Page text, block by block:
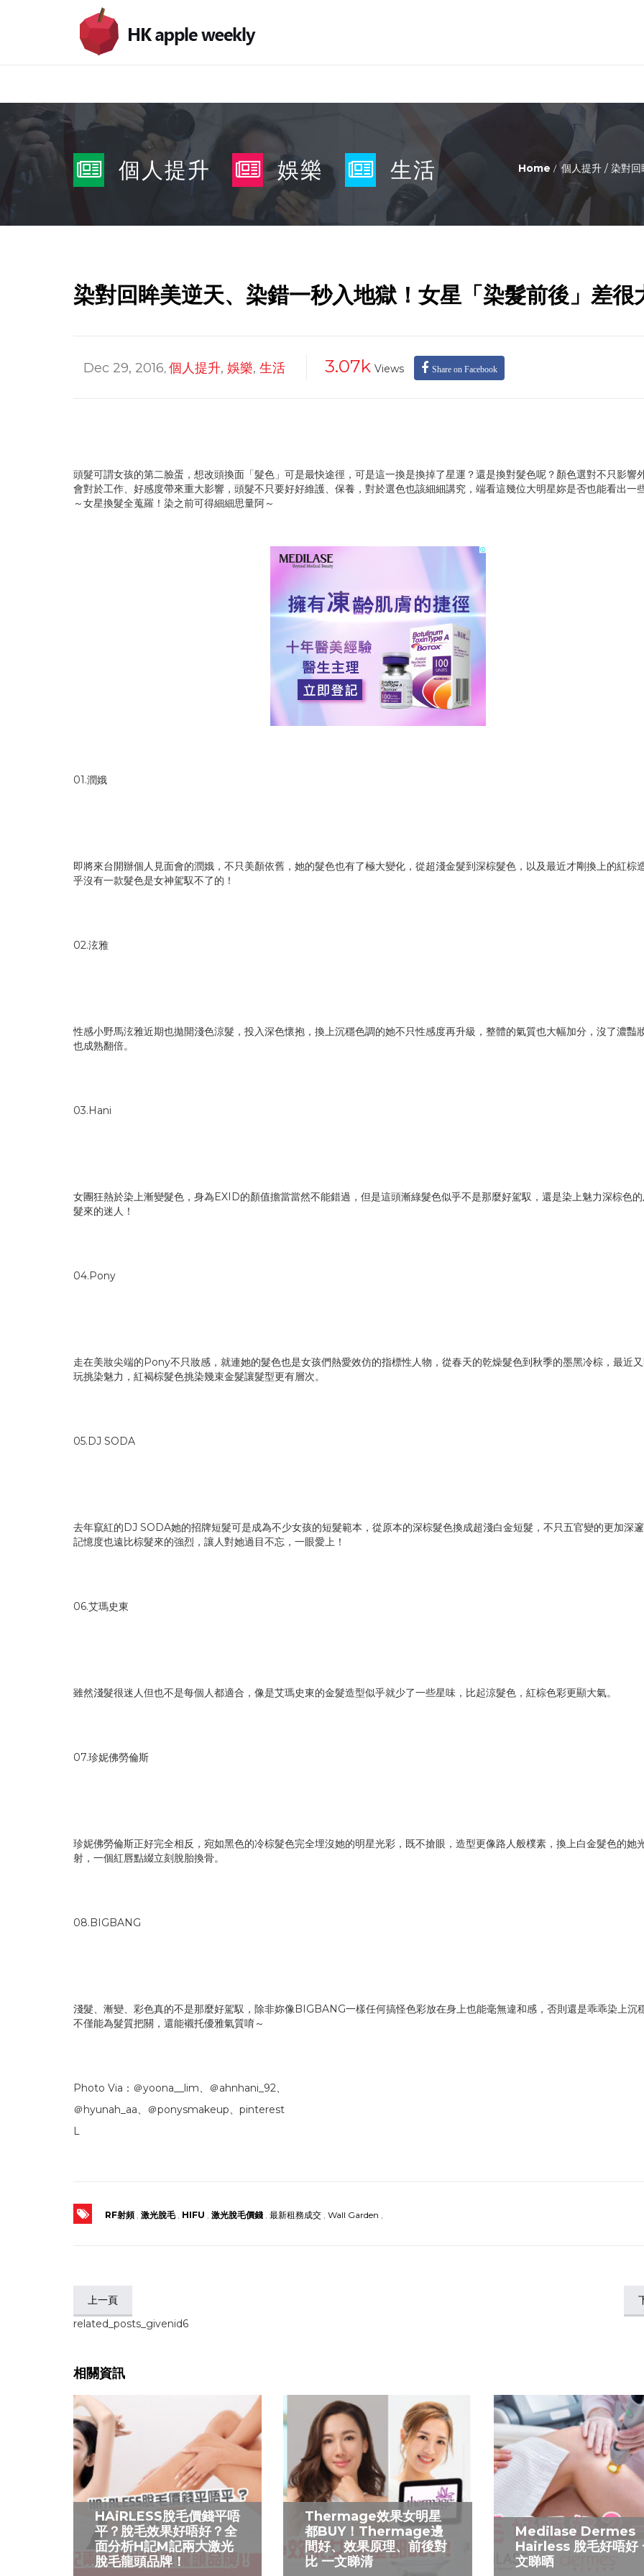
個人提升 娛樂 生活 Home 個人提升 / 染對回
染對回眸美逆天、染錯一秒入地獄！女星「染髮前後」差很
Dec 29, 2016, 個人提升, 娛樂, 生活 3.07k Views Share on Facebook
頭髮可謂女孩的第二臉蛋，想改頭換面「髮色」可是最快途徑，可是這一換是換掉了星運？還是換對髮色呢？顏色選對不只影響
會對於工作、好感度帶來重大影響，頭髮不只要好好維護、保養，對於選色也該細細講究，端看這幾位大明星妳是否也能看出一
～女星換髮全蒐羅！染之前可得細細思量阿～
01.潤娥
即將來台開辦個人見面會的潤娥，不只美顏依舊，她的髮色也有了極大變化，從超淺金髮到深棕髮色，以及最近才剛換上的紅棕
乎沒有一款髮色是女神駕馭不了的！
02.泫雅
性感小野馬泫雅近期也拋開淺色涼髮，投入深色懷抱，換上沉穩色調的她不只性感度再升級，整體的氣質也大幅加分，沒了濃豔
也成熟翻倍。
03.Hani
女團狂熱於染上漸變髮色，身為EXID的顏值擔當當然不能錯過，但是這頭漸綠髮色似乎不是那麼好駕馭，還是染上魅力深棕色
髮來的迷人！
04.Pony
走在美妝尖端的Pony不只妝感，就連她的髮色也是女孩們熱愛效仿的指標性人物，從春天的乾燥髮色到秋季的墨黑冷棕，最近
玩挑染魅力，紅褐棕髮色挑染幾束金髮讓髮型更有層次。
05.DJ SODA
去年竄紅的DJ SODA她的招牌短髮可是成為不少女孩的短髮範本，從原本的深棕髮色換成超淺白金短髮，不只五官變的更加深
記憶度也遠比棕髮來的強烈，讓人對她過目不忘，一眼愛上！
06.艾瑪史東
雖然淺髮很迷人但也不是每個人都適合，像是艾瑪史東的金髮造型似乎就少了一些星味，比起涼髮色，紅棕色彩更顯大氣。
07.珍妮佛勞倫斯
珍妮佛勞倫斯正好完全相反，宛如黑色的冷棕髮色完全埋沒她的明星光彩，既不搶眼，造型更像路人般樸素，換上白金髮色的她
射，一個紅唇點綴立刻脫胎換骨。
08.BIGBANG
淺髮、漸變、彩色真的不是那麼好駕馭，除非妳像BIGBANG一樣任何搞怪色彩放在身上也能毫無違和感，否則還是乖乖染上沉
不僅能為髮質把關，還能襯托優雅氣質唷～
Photo Via：＠yoona__lim、＠ahnhani_92、
＠hyunah_aa、＠ponysmakeup、pinterest
L
RF射頻 , 激光脫毛, HIFU , 激光脫毛價錢 , 最新租務成交 , Wall Garden ,
上一頁
related_posts_givenid6
相關資訊
HAiRLESS脫毛價錢平唔
平？脫毛效果好唔好？全
面分析H記M記兩大激光
脫毛龍頭品牌！
Thermage效果女明星
都BUY！Thermage邊
間好、效果原理、前後對
比 一文睇清
Medilase Dermes
Hairless 脫毛好唔好
文睇晒